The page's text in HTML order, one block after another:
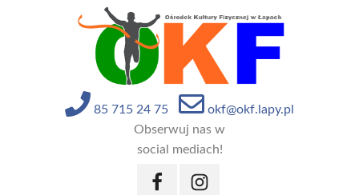
85 715 24 75
okf@okf.lapy.pl
Obserwuj nas w
social mediach!
FacebookInstagram